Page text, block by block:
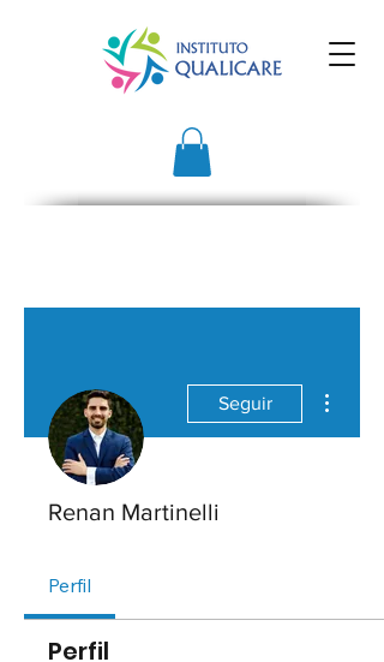
Seguir
Renan Martinelli
Perfil
Perfil